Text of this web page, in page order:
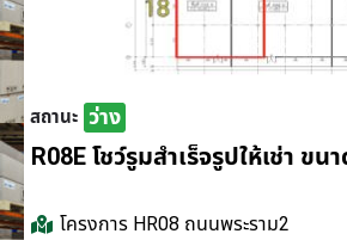
สถานะ ว่าง
R08E โชว์รูมสำเร็จรูปให้เช่า ขน
โครงการ HR08 ถนนพระราม2